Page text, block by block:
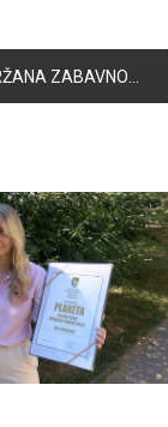
RADIONICA ZA DJECU